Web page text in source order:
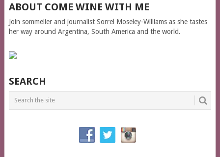
ABOUT COME WINE WITH ME
Join sommelier and journalist Sorrel Moseley-Williams as she tastes
her way around Argentina, South America and the world.
SEARCH